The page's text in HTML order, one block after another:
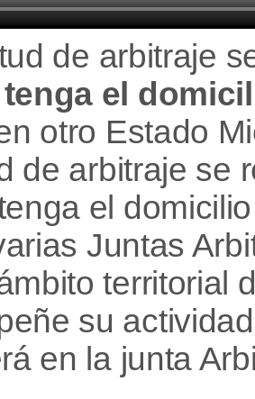
de arbitraje
el
otro Estado
de arbitraje se
el
Juntas
territorial
su
en la junta